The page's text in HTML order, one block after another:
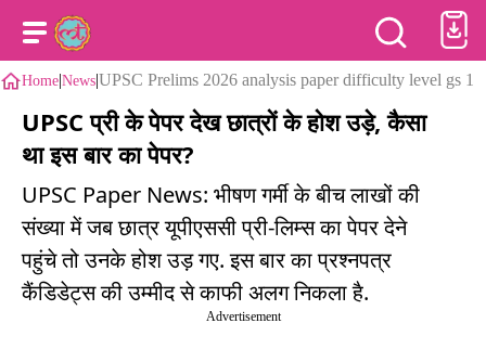
Home|News|UPSC Prelims 2026 analysis paper difficulty level gs 1
UPSC प्री के पेपर देख छात्रों के होश उड़े, कैसा
था इस बार का पेपर?
UPSC Paper News: भीषण गर्मी के बीच लाखों की
संख्या में जब छात्र यूपीएससी प्री-लिम्स का पेपर देने
पहुंचे तो उनके होश उड़ गए. इस बार का प्रश्नपत्र
कैंडिडेट्स की उम्मीद से काफी अलग निकला है.
Advertisement